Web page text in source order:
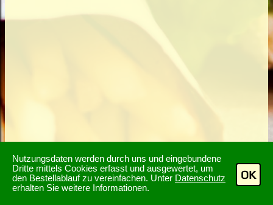
Nutzungsdaten werden durch uns und eingebundene
Dritte mittels Cookies erfasst und ausgewertet, um
den Bestellablauf zu vereinfachen. Unter Datenschutz
erhalten Sie weitere Informationen.
OK